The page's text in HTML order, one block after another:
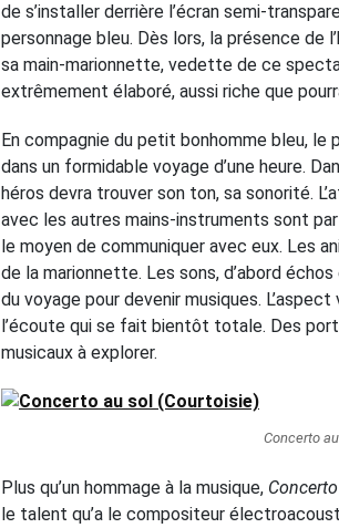
de s’installer derrière l’écran semi-
personnage bleu. Dès lors, la présence de
sa main-marionnette, vedette de ce
extrêmement élaboré, aussi riche que
En compagnie du petit bonhomme bleu,
dans un formidable voyage d’une heure.
héros devra trouver son ton, sa sonorité.
avec les autres mains-instruments sont
le moyen de communiquer avec eux. Les
de la marionnette. Les sons, d’abord
du voyage pour devenir musiques.
l’écoute qui se fait bientôt totale. Des
musicaux à explorer.
Concerto
Plus qu’un hommage à la musique,
le talent qu’a le compositeur